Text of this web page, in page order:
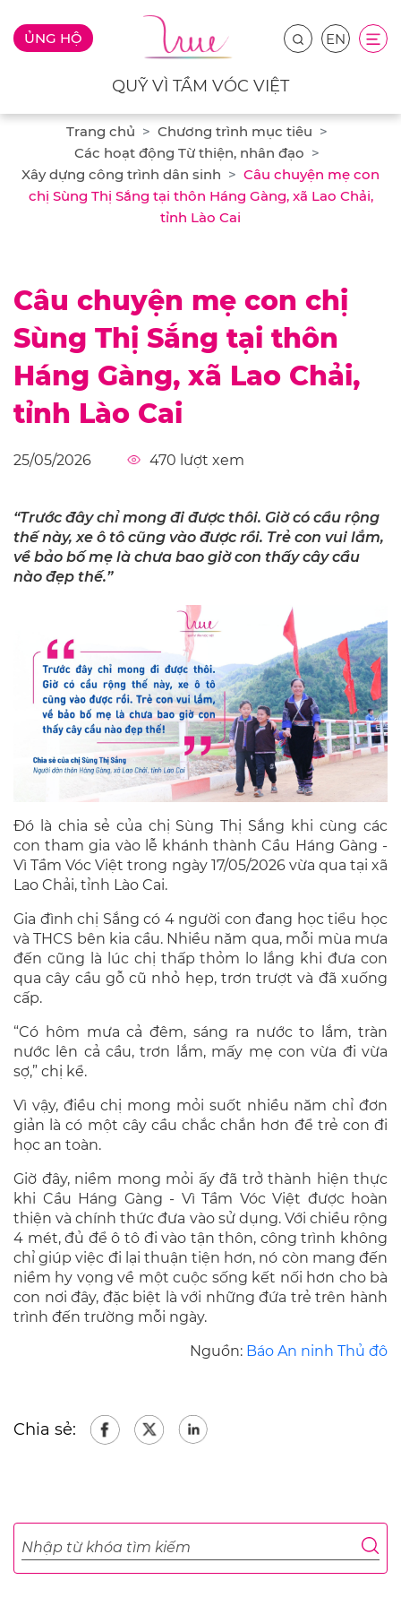
ỦNG HỘ EN
QUỸ VÌ TẦM VÓC VIỆT
Trang chủ
Chương trình mục tiêu
Các hoạt động Từ thiện, nhân đạo
Xây dựng công trình dân sinh
Câu chuyện mẹ con
chị Sùng Thị Sắng tại thôn Háng Gàng, xã Lao Chải,
tỉnh Lào Cai
Câu chuyện mẹ con chị
Sùng Thị Sắng tại thôn
Háng Gàng, xã Lao Chải,
tỉnh Lào Cai
25/05/2026 470 lượt xem
“Trước đây chỉ mong đi được thôi. Giờ có cầu rộng
thế này, xe ô tô cũng vào được rồi. Trẻ con vui lắm,
về bảo bố mẹ là chưa bao giờ con thấy cây cầu
nào đẹp thế.”
Đó là chia sẻ của chị Sùng Thị Sắng khi cùng các
con tham gia vào lễ khánh thành Cầu Háng Gàng -
Vì Tầm Vóc Việt trong ngày 17/05/2026 vừa qua tại xã
Lao Chải, tỉnh Lào Cai.
Gia đình chị Sắng có 4 người con đang học tiểu học
và THCS bên kia cầu. Nhiều năm qua, mỗi mùa mưa
đến cũng là lúc chị thấp thỏm lo lắng khi đưa con
qua cây cầu gỗ cũ nhỏ hẹp, trơn trượt và đã xuống
cấp.
“Có hôm mưa cả đêm, sáng ra nước to lắm, tràn
nước lên cả cầu, trơn lắm, mấy mẹ con vừa đi vừa
sợ,” chị kể.
Vì vậy, điều chị mong mỏi suốt nhiều năm chỉ đơn
giản là có một cây cầu chắc chắn hơn để trẻ con đi
học an toàn.
Giờ đây, niềm mong mỏi ấy đã trở thành hiện thực
khi Cầu Háng Gàng - Vì Tầm Vóc Việt được hoàn
thiện và chính thức đưa vào sử dụng. Với chiều rộng
4 mét, đủ để ô tô đi vào tận thôn, công trình không
chỉ giúp việc đi lại thuận tiện hơn, nó còn mang đến
niềm hy vọng về một cuộc sống kết nối hơn cho bà
con nơi đây, đặc biệt là với những đứa trẻ trên hành
trình đến trường mỗi ngày.
Nguồn: Báo An ninh Thủ đô
Chia sẻ: